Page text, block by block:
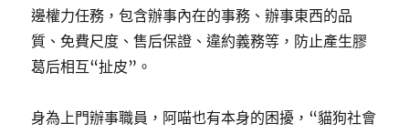
邊權力任務，包含辦事內在的事務、辦事東西的品
質、免費尺度、售后保證、違約義務等，防止產生膠
葛后相互“扯皮”。
身為上門辦事職員，阿喵也有本身的困擾，“貓狗社會